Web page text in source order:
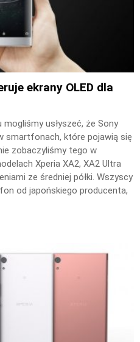
ekrany OLED dla
usłyszeć, że Sony
smartfonach, które pojawią się
zobaczyliśmy tego w
Xperia XA2, XA2 Ultra
ze średniej półki. Wszyscy
od japońskiego producenta,